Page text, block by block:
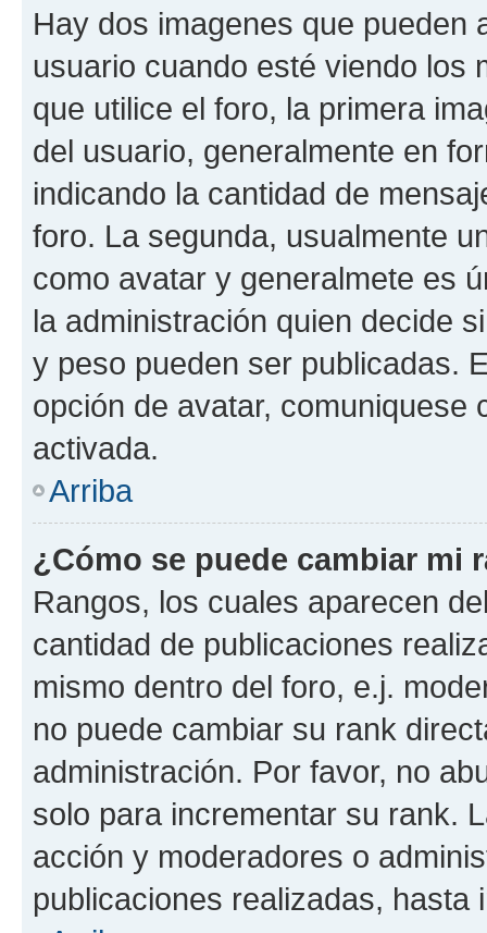
Hay dos imagenes que pueden
usuario cuando esté viendo los
que utilice el foro, la primera
del usuario, generalmente en
indicando la cantidad de
foro. La segunda, usualmente
como avatar y generalmete es
la administración quien decide
y peso pueden ser publicadas.
opción de avatar, comuniquese
activada.
Arriba
¿Cómo se puede cambiar mi
Rangos, los cuales aparecen
cantidad de publicaciones
mismo dentro del foro, e.j.
no puede cambiar su rank
administración. Por favor, no
solo para incrementar su rank.
acción y moderadores o
publicaciones realizadas, hasta